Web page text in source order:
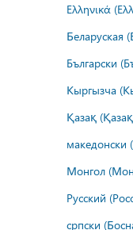
Ελληνικά
Беларуская
Български
Кыргызча
Қазақ
македонски
Монгол
Русский
српски